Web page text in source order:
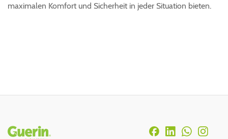
maximalen Komfort und Sicherheit in jeder Situation bieten.
Rodapé